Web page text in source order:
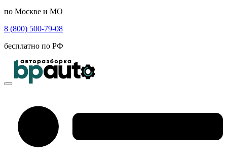
по Москве и МО
8 (800) 500-79-08
бесплатно по РФ